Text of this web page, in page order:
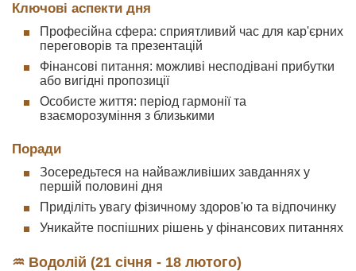
Ключові аспекти дня
Професійна сфера: сприятливий час для кар'єрних
переговорів та презентацій
Фінансові питання: можливі несподівані прибутки
або вигідні пропозиції
Особисте життя: період гармонії та
взаєморозуміння з близькими
Поради
Зосередьтеся на найважливіших завданнях у
першій половині дня
Приділіть увагу фізичному здоров'ю та відпочинку
Уникайте поспішних рішень у фінансових питаннях
♒ Водолій (21 січня - 18 лютого)